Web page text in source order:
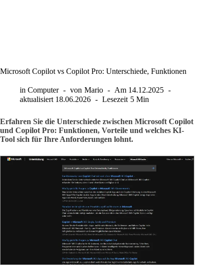
Microsoft Copilot vs Copilot Pro: Unterschiede, Funktionen
in Computer von Mario Am 14.12.2025
aktualisiert 18.06.2026 Lesezeit 5 Min
Erfahren Sie die Unterschiede zwischen Microsoft Copilot
und Copilot Pro: Funktionen, Vorteile und welches KI-
Tool sich für Ihre Anforderungen lohnt.